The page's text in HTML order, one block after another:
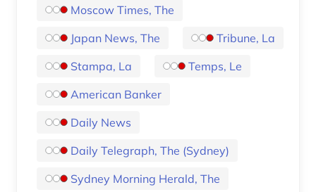
Moscow Times, The
Japan News, The
Tribune, La
Stampa, La
Temps, Le
American Banker
Daily News
Daily Telegraph, The (Sydney)
Sydney Morning Herald, The